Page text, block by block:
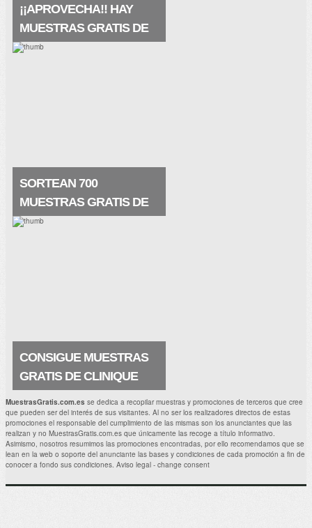
¡¡APROVECHA!! HAY
MUESTRAS GRATIS DE
LA PRAIRIE
SORTEAN 700
MUESTRAS GRATIS DE
SKINCEUTICALS
CONSIGUE MUESTRAS
GRATIS DE CLINIQUE
Ahora puedes hacerte con una muestra
gratuita de Surge 72 ¡¡Me encantará
conseguir esta muestra de un producto
CLINIQUE Antiage estupendo!! . Muestras
Gratis Relacionadas: Prueba.
MuestrasGratis.com.es se dedica a recopilar muestras y promociones de terceros que cree
que pueden ser del interés de sus visitantes. Al no ser los realizadores directos de estas
promociones el responsable del cumplimiento de las mismas son los anunciantes que las
realizan y no MuestrasGratis.com.es que únicamente las recoge a título informativo.
Asimismo, nosotros resumimos las promociones encontradas, por ello recomendamos que se
lean en la web o soporte del anunciante las bases y condiciones de cada promoción a fin de
conocer a fondo sus condiciones. Aviso legal - change consent